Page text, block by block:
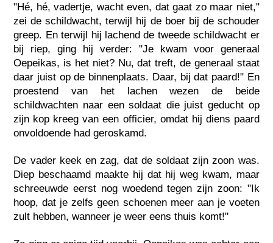
"Hé, hé, vadertje, wacht even, dat gaat zo maar niet,"
zei de schildwacht, terwijl hij de boer bij de schouder
greep. En terwijl hij lachend de tweede schildwacht er
bij riep, ging hij verder: "Je kwam voor generaal
Oepeikas, is het niet? Nu, dat treft, de generaal staat
daar juist op de binnenplaats. Daar, bij dat paard!" En
proestend van het lachen wezen de beide
schildwachten naar een soldaat die juist geducht op
zijn kop kreeg van een officier, omdat hij diens paard
onvoldoende had geroskamd.
De vader keek en zag, dat de soldaat zijn zoon was.
Diep beschaamd maakte hij dat hij weg kwam, maar
schreeuwde eerst nog woedend tegen zijn zoon: "Ik
hoop, dat je zelfs geen schoenen meer aan je voeten
zult hebben, wanneer je weer eens thuis komt!"